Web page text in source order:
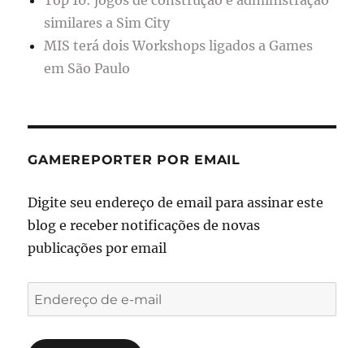
similares a Sim City
MIS terá dois Workshops ligados a Games
em São Paulo
GAMEREPORTER POR EMAIL
Digite seu endereço de email para assinar este
blog e receber notificações de novas
publicações por email
Endereço
de
e-